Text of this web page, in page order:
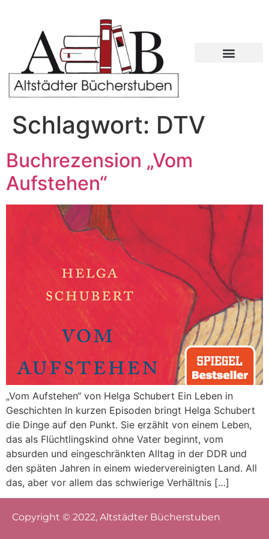
Schlagwort: DTV
Buchrezension „Vom
Aufstehen“
„Vom Aufstehen“ von Helga Schubert Ein Leben in
Geschichten In kurzen Episoden bringt Helga Schubert
die Dinge auf den Punkt. Sie erzählt von einem Leben,
das als Flüchtlingskind ohne Vater beginnt, vom
absurden und eingeschränkten Alltag in der DDR und
den späten Jahren in einem wiedervereinigten Land. All
das, aber vor allem das schwierige Verhältnis […]
Copyright © 2022, Altstädter Bücherstuben